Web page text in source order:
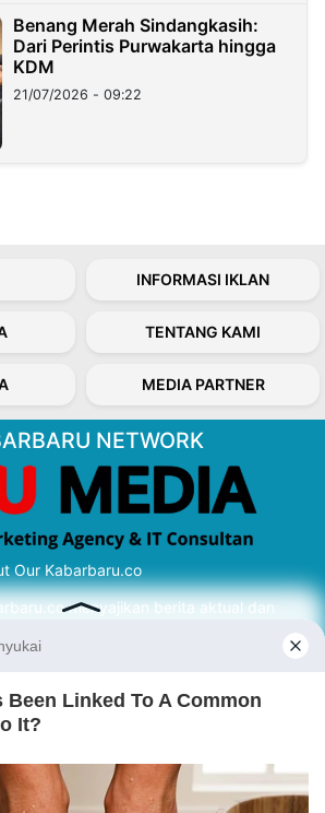
Benang Merah Sindangkasih:
Dari Perintis Purwakarta hingga
KDM
21/07/2026 - 09:22
INFORMASI IKLAN
TENTANG KAMI
MEDIA PARTNER
NETWORK
Our Kabarbaru.co
menyajikan berita aktual dan
terverifikasi dari sumber yang tepat.
Follow Kabarbaru